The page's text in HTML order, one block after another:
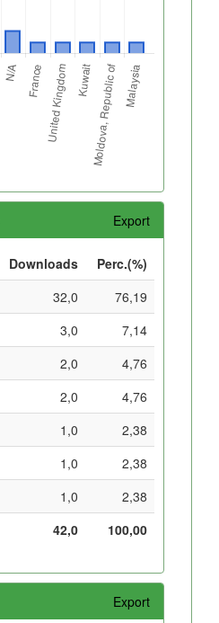
Export
Downloads
Perc.(%)
32,0
76,19
3,0
7,14
2,0
4,76
2,0
4,76
1,0
2,38
1,0
2,38
1,0
2,38
42,0
100,00
Export